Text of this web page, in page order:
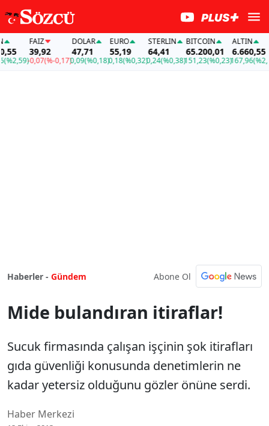
FAİZ
39,92
-0,07(%-0,17)
DOLAR
47,71
0,09(%0,18)
EURO
55,19
0,18(%0,32)
STERLIN
64,41
0,24(%0,38)
BITCOIN
65.200,01
151,23(%0,23)
ALTIN
6.660,55
167,96(%2,59)
Haberler - Gündem Abone Ol
Mide bulandıran itiraflar!
Sucuk firmasında çalışan işçinin şok itirafları
gıda güvenliği konusunda denetimlerin ne
kadar yetersiz olduğunu gözler önüne serdi.
Haber Merkezi